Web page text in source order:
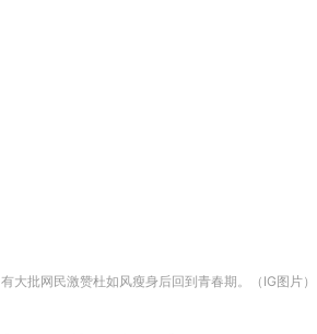
有大批网民激赞杜如风瘦身后回到青春期。（IG图片）